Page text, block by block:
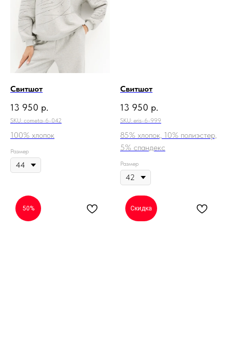
Свитшот
13 950 р.
SKU: cometa-6-042
100% хлопок
Размер
Свитшот
13 950 р.
SKU: eris-6-999
85% хлопок, 10% полиэстер,
5% спандекс
Размер
50% Скидка